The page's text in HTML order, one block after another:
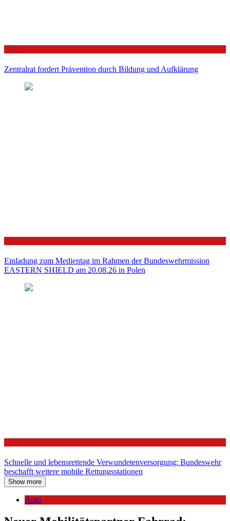
Zentralrat fordert Prävention durch Bildung und Aufklärung
Einladung zum Medientag im Rahmen der Bundeswehrmission
EASTERN SHIELD am 20.08.26 in Polen
Schnelle und lebensrettende Verwundetenversorgung: Bundeswehr
beschafft weitere mobile Rettungsstationen
Show more
Auto